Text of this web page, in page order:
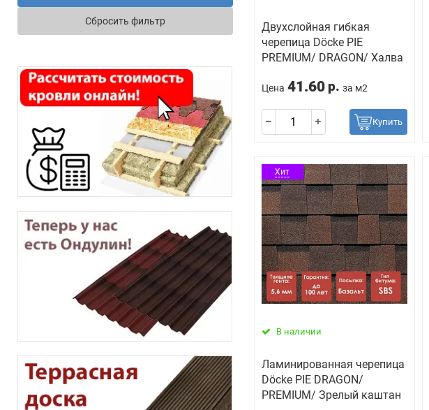
Сбросить фильтр
Двухслойная гибкая
черепица Döcke PIE
PREMIUM/ DRAGON/ Халва
Цена 41.60 р. за м2
Купить
Хит
В наличии
Ламинированная черепица
Döcke PIE DRAGON/
PREMIUM/ Зрелый каштан